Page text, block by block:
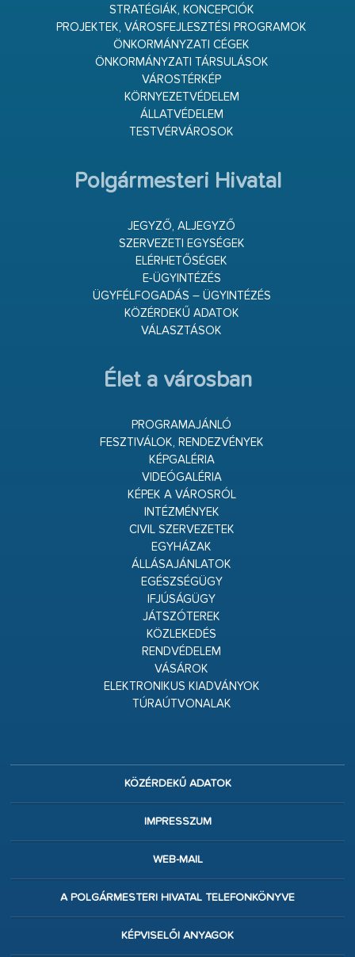
STRATÉGIÁK, KONCEPCIÓK
PROJEKTEK, VÁROSFEJLESZTÉSI PROGRAMOK
ÖNKORMÁNYZATI CÉGEK
ÖNKORMÁNYZATI TÁRSULÁSOK
VÁROSTÉRKÉP
KÖRNYEZETVÉDELEM
ÁLLATVÉDELEM
TESTVÉRVÁROSOK
Polgármesteri Hivatal
JEGYZŐ, ALJEGYZŐ
SZERVEZETI EGYSÉGEK
ELÉRHETŐSÉGEK
E-ÜGYINTÉZÉS
ÜGYFÉLFOGADÁS – ÜGYINTÉZÉS
KÖZÉRDEKŰ ADATOK
VÁLASZTÁSOK
Élet a városban
PROGRAMAJÁNLÓ
FESZTIVÁLOK, RENDEZVÉNYEK
KÉPGALÉRIA
VIDEÓGALÉRIA
KÉPEK A VÁROSRÓL
INTÉZMÉNYEK
CIVIL SZERVEZETEK
EGYHÁZAK
ÁLLÁSAJÁNLATOK
EGÉSZSÉGÜGY
IFJÚSÁGÜGY
JÁTSZÓTEREK
KÖZLEKEDÉS
RENDVÉDELEM
VÁSÁROK
ELEKTRONIKUS KIADVÁNYOK
TÚRAÚTVONALAK
KÖZÉRDEKŰ ADATOK
IMPRESSZUM
WEB-MAIL
A POLGÁRMESTERI HIVATAL TELEFONKÖNYVE
KÉPVISELŐI ANYAGOK